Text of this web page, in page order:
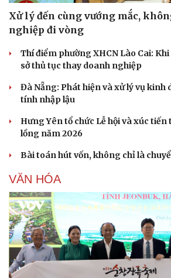
Sức khỏe
Dinh dưỡng - món ngon
Cây thuốc
Đời
Nhà
Blog
Xử lý đến cùng vướng mắc,
nghiệp đi vòng
Thí điểm phường XHCN Lào Cai:
sở thủ tục thay doanh nghiệp
Đà Nẵng: Phát hiện và xử lý vụ kinh
tính nhập lậu
Hưng Yên tổ chức Lễ hội và xúc
lồng năm 2026
Bài toán hút vốn, không chỉ là
VĂN HÓA